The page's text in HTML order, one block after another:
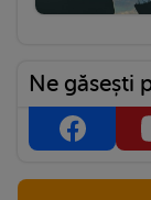
Ne găsești